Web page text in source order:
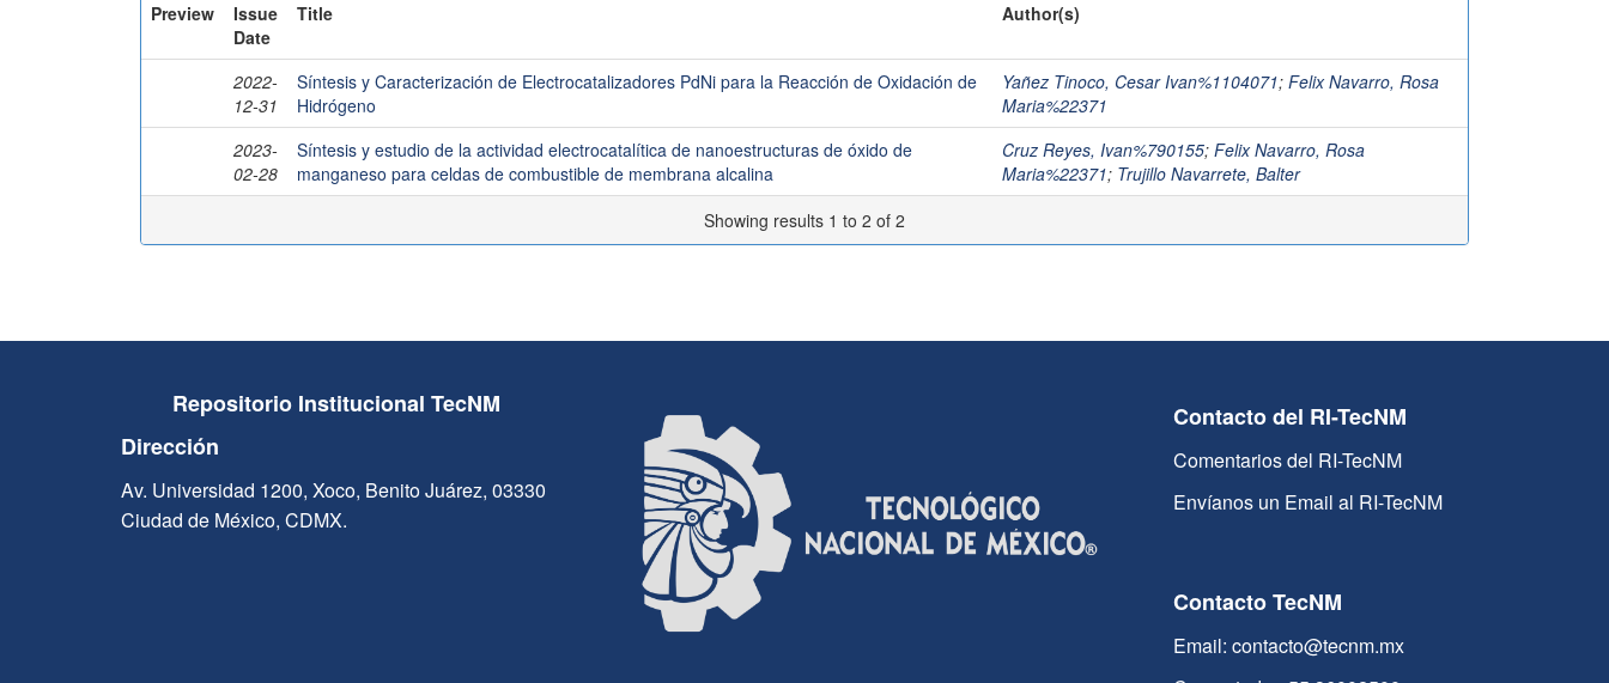
Preview
Issue
Date
Title Author(s)
2022-
12-31
Síntesis y Caracterización de Electrocatalizadores PdNi para la Reacción de Oxidación de
Hidrógeno
Yañez Tinoco, Cesar Ivan%1104071; Felix Navarro, Rosa
Maria%22371
2023-
02-28
Síntesis y estudio de la actividad electrocatalítica de nanoestructuras de óxido de
manganeso para celdas de combustible de membrana alcalina
Cruz Reyes, Ivan%790155; Felix Navarro, Rosa
Maria%22371; Trujillo Navarrete, Balter
Showing results 1 to 2 of 2
Repositorio Institucional TecNM
Dirección
Av. Universidad 1200, Xoco, Benito Juárez, 03330
Ciudad de México, CDMX.
Contacto del RI-TecNM
Comentarios del RI-TecNM
Envíanos un Email al RI-TecNM
Contacto TecNM
Email: contacto@tecnm.mx